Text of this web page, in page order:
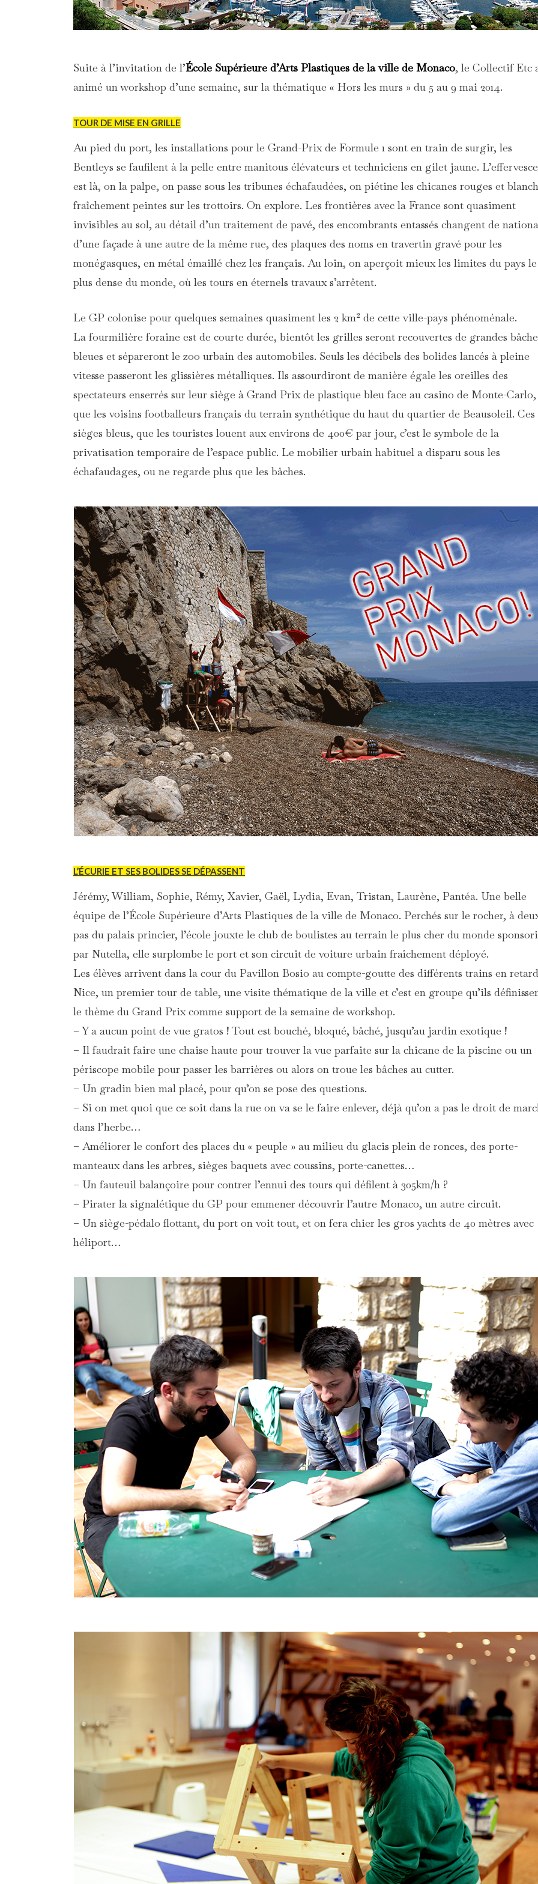
Suite à l’invitation de l’École Supérieure d’Arts Plastiques de la ville de Monaco, le Collectif Etc
animé un workshop d’une semaine, sur la thématique « Hors les murs » du 5 au 9 mai 2014.
TOUR DE MISE EN GRILLE
Au pied du port, les installations pour le Grand-Prix de Formule 1 sont en train de surgir, les
Bentleys se faufilent à la pelle entre manitous élévateurs et techniciens en gilet jaune.
est là, on la palpe, on passe sous les tribunes échafaudées, on piétine les chicanes rouges et
fraîchement peintes sur les trottoirs. On explore. Les frontières avec la France sont quasiment
invisibles au sol, au détail d’un traitement de pavé, des encombrants entassés changent de
d’une façade à une autre de la même rue, des plaques des noms en travertin gravé pour les
monégasques, en métal émaillé chez les français. Au loin, on aperçoit mieux les limites du pays le
plus dense du monde, où les tours en éternels travaux s’arrêtent.
Le GP colonise pour quelques semaines quasiment les 2 km² de cette ville-pays phénoménale.
La fourmilière foraine est de courte durée, bientôt les grilles seront recouvertes de grandes
bleues et sépareront le zoo urbain des automobiles. Seuls les décibels des bolides lancés à pleine
vitesse passeront les glissières métalliques. Ils assourdiront de manière égale les oreilles des
spectateurs enserrés sur leur siège à Grand Prix de plastique bleu face au casino de Monte-Carlo,
que les voisins footballeurs français du terrain synthétique du haut du quartier de Beausoleil. Ces
sièges bleus, que les touristes louent aux environs de 400€ par jour, c’est le symbole de la
privatisation temporaire de l’espace public. Le mobilier urbain habituel a disparu sous les
échafaudages, ou ne regarde plus que les bâches.
L’ÉCURIE ET SES BOLIDES SE DÉPASSENT
Jérémy, William, Sophie, Rémy, Xavier, Gaël, Lydia, Evan, Tristan, Laurène, Pantéa. Une belle
équipe de l’École Supérieure d’Arts Plastiques de la ville de Monaco. Perchés sur le rocher, à
pas du palais princier, l’école jouxte le club de boulistes au terrain le plus cher du monde
par Nutella, elle surplombe le port et son circuit de voiture urbain fraîchement déployé.
Les élèves arrivent dans la cour du Pavillon Bosio au compte-goutte des différents trains en
Nice, un premier tour de table, une visite thématique de la ville et c’est en groupe qu’ils
le thème du Grand Prix comme support de la semaine de workshop.
– Y a aucun point de vue gratos ! Tout est bouché, bloqué, bâché, jusqu’au jardin exotique !
– Il faudrait faire une chaise haute pour trouver la vue parfaite sur la chicane de la piscine ou un
périscope mobile pour passer les barrières ou alors on troue les bâches au cutter.
– Un gradin bien mal placé, pour qu’on se pose des questions.
– Si on met quoi que ce soit dans la rue on va se le faire enlever, déjà qu’on a pas le droit de
dans l’herbe…
– Améliorer le confort des places du « peuple » au milieu du glacis plein de ronces, des porte-
manteaux dans les arbres, sièges baquets avec coussins, porte-canettes…
– Un fauteuil balançoire pour contrer l’ennui des tours qui défilent à 305km/h ?
– Pirater la signalétique du GP pour emmener découvrir l’autre Monaco, un autre circuit.
– Un siège-pédalo flottant, du port on voit tout, et on fera chier les gros yachts de 40 mètres avec
héliport…